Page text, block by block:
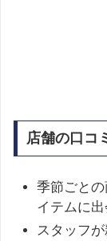
店舗の口コ
季節ごと
イテムに
スタッフ